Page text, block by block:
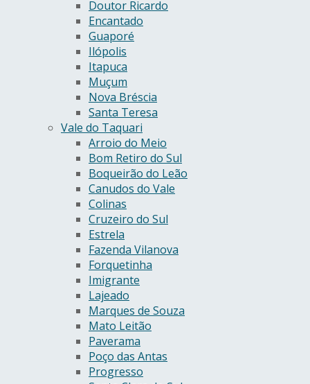
Doutor Ricardo
Encantado
Guaporé
Ilópolis
Itapuca
Muçum
Nova Bréscia
Santa Teresa
Vale do Taquari
Arroio do Meio
Bom Retiro do Sul
Boqueirão do Leão
Canudos do Vale
Colinas
Cruzeiro do Sul
Estrela
Fazenda Vilanova
Forquetinha
Imigrante
Lajeado
Marques de Souza
Mato Leitão
Paverama
Poço das Antas
Progresso